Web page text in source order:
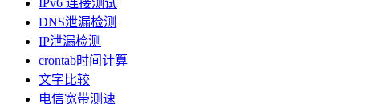
IPv6 连接测试
DNS泄漏检测
IP泄漏检测
crontab时间计算
文字比较
电信宽带测速